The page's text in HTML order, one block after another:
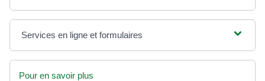
Services en ligne et formulaires
Pour en savoir plus